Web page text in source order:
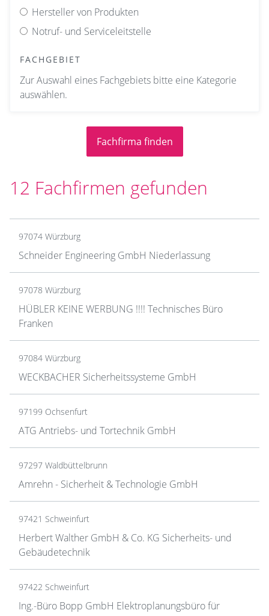
Hersteller von Produkten
Notruf- und Serviceleitstelle
FACHGEBIET
Zur Auswahl eines Fachgebiets bitte eine Kategorie
auswählen.
12 Fachfirmen gefunden
97074 Würzburg
Schneider Engineering GmbH Niederlassung
97078 Würzburg
HÜBLER KEINE WERBUNG !!!! Technisches Büro
Franken
97084 Würzburg
WECKBACHER Sicherheitssysteme GmbH
97199 Ochsenfurt
ATG Antriebs- und Tortechnik GmbH
97297 Waldbüttelbrunn
Amrehn - Sicherheit & Technologie GmbH
97421 Schweinfurt
Herbert Walther GmbH & Co. KG Sicherheits- und
Gebäudetechnik
97422 Schweinfurt
Ing.-Büro Bopp GmbH Elektroplanungsbüro für